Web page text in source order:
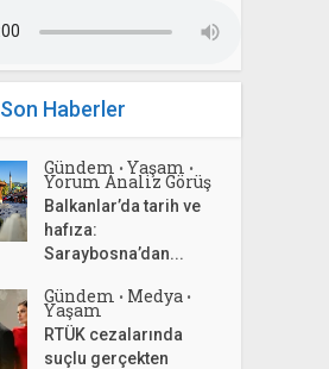
Son Haberler
Gündem • Yaşam •
Yorum Analiz Görüş
Balkanlar’da tarih ve
hafıza:
Saraybosna’dan...
Gündem • Medya •
Yaşam
RTÜK cezalarında
suçlu gerçekten